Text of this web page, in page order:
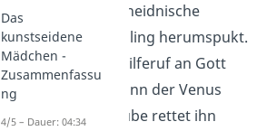
ist die Venus eine heidnische
Göttin, die im Frühling herumspukt.
Nur durch einen Hilferuf an Gott
kann Florio den Bann der Venus
brechen. Sein Glaube rettet ihn
Das
kunstseidene
Mädchen -
Zusammenfassu
ng
4/5 – Dauer: 04:34